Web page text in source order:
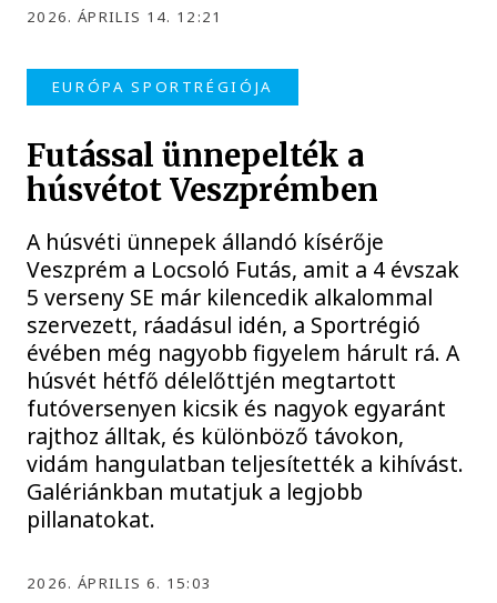
2026. ÁPRILIS 14. 12:21
EURÓPA SPORTRÉGIÓJA
Futással ünnepelték a
húsvétot Veszprémben
A húsvéti ünnepek állandó kísérője
Veszprém a Locsoló Futás, amit a 4 évszak
5 verseny SE már kilencedik alkalommal
szervezett, ráadásul idén, a Sportrégió
évében még nagyobb figyelem hárult rá. A
húsvét hétfő délelőttjén megtartott
futóversenyen kicsik és nagyok egyaránt
rajthoz álltak, és különböző távokon,
vidám hangulatban teljesítették a kihívást.
Galériánkban mutatjuk a legjobb
pillanatokat.
2026. ÁPRILIS 6. 15:03